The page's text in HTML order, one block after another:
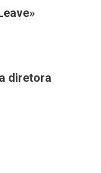
diretora